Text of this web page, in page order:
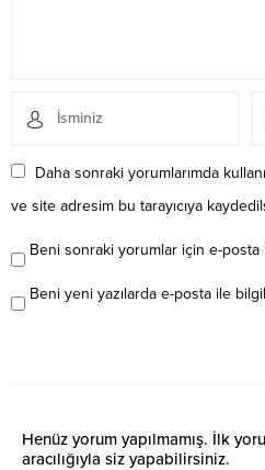
Daha sonraki yorumlarımda
ve site adresim bu tarayıcıya
Beni sonraki yorumlar için e-posta
Beni yeni yazılarda e-posta ile
Henüz yorum yapılmamış. İlk
aracılığıyla siz yapabilirsiniz.